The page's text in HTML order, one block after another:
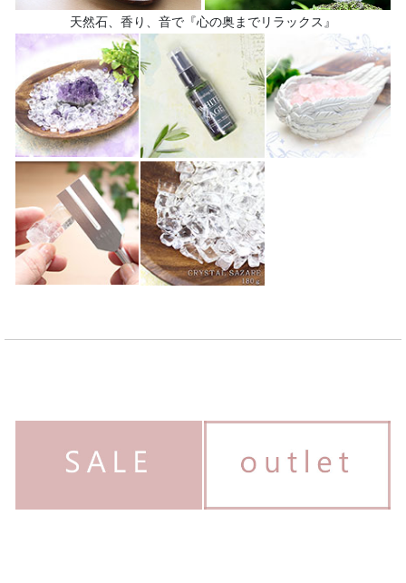
天然石、香り、音で『心の奥までリラックス』